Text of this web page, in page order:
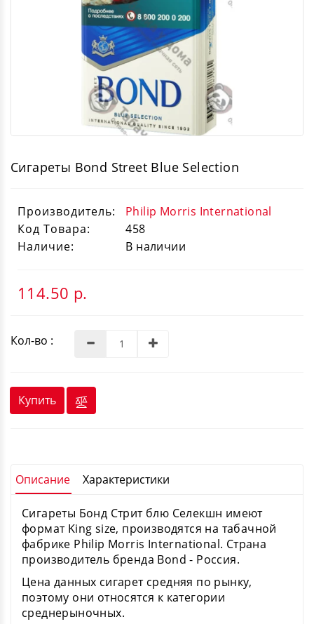
Сигареты Bond Street Blue Selection
Производитель:
Philip Morris International
Код Товара:
458
Наличие:
В наличии
114.50 р.
Кол-во :
Купить
Описание Характеристики
Сигареты Бонд Стрит блю Селекшн имеют
формат King size, производятся на табачной
фабрике Philip Morris International. Страна
производитель бренда Bond - Россия.
Цена данных сигарет средняя по рынку,
поэтому они относятся к категории
среднерыночных.